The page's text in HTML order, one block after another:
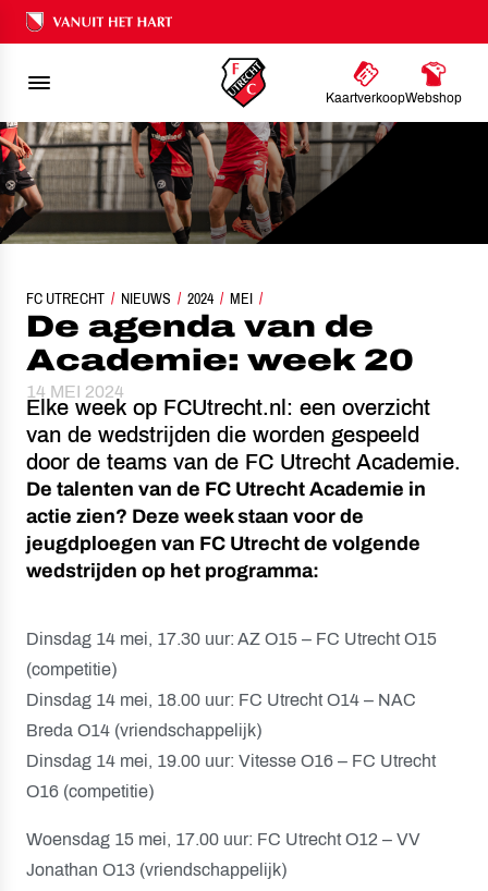
Ons nalatenschap
KaartverkoopWebshop
FC UTRECHT NIEUWS 2024 MEI
DE AGENDA VAN DE ACADEMIE: WEEK 20
De agenda van de
Academie: week 20
14 MEI 2024
Elke week op FCUtrecht.nl: een overzicht
van de wedstrijden die worden gespeeld
door de teams van de FC Utrecht Academie.
De talenten van de FC Utrecht Academie in
actie zien? Deze week staan voor de
jeugdploegen van FC Utrecht de volgende
wedstrijden op het programma:
Dinsdag 14 mei, 17.30 uur: AZ O15 – FC Utrecht O15
(competitie)
Dinsdag 14 mei, 18.00 uur: FC Utrecht O14 – NAC
Breda O14 (vriendschappelijk)
Dinsdag 14 mei, 19.00 uur: Vitesse O16 – FC Utrecht
O16 (competitie)
Woensdag 15 mei, 17.00 uur: FC Utrecht O12 – VV
Jonathan O13 (vriendschappelijk)